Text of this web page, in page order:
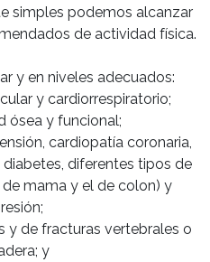
simples podemos alcanzar
de actividad física.
y en niveles adecuados:
y cardiorrespiratorio;
ósea y funcional;
cardiopatía coronaria,
diferentes tipos de
mama y el de colon) y
y de fracturas vertebrales o
y